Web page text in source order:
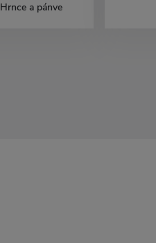
Hrnce a pánve